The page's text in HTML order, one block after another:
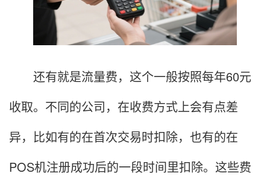
还有就是流量费，这个一般按照每年60元
收取。不同的公司，在收费方式上会有点差
异，比如有的在首次交易时扣除，也有的在
POS机注册成功后的一段时间里扣除。这些费